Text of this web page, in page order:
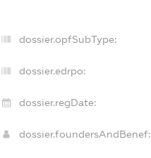
dossier.opfSubType:
dossier.edrpo:
dossier.regDate:
dossier.foundersAndBenef: